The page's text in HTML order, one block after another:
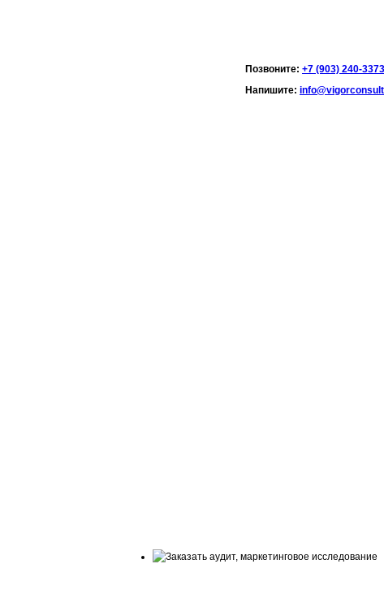
Позвоните: +7 (903) 240-3373
Напишите: